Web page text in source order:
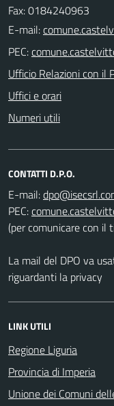
Fax: 0184240963
E-mail:
PEC:
Ufficio Relazioni con il
Uffici e orari
Numeri utili
CONTATTI D.P.O.
E-mail:
PEC:
(per comunicare con
La mail del DPO va
riguardanti la privacy
LINK UTILI
Regione Liguria
Provincia di Imperia
Unione dei Comuni